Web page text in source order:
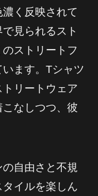
く反映されて
見られるスト
ストリートフ
ます。Tシャツ
リートウェア
なしつつ、彼
自由さと不規
イルを楽しん